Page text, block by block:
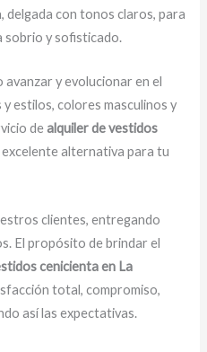
delgada con tonos claros, para
sobrio y sofisticado.
y evolucionar en el
estilos, colores masculinos y
dealquiler de vestidos
excelente alternativa para tu
clientes, entregando
El propósito de brindar el
cenicienta en La
total, compromiso,
así las expectativas.